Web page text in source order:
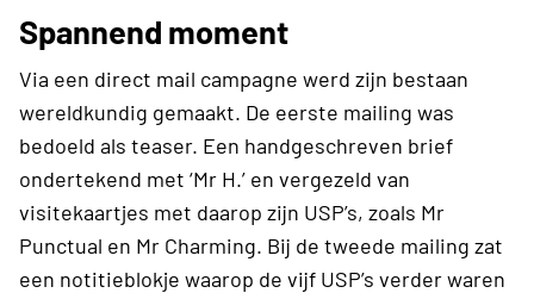
Spannend moment
Via een direct mail campagne werd zijn bestaan
wereldkundig gemaakt. De eerste mailing was
bedoeld als teaser. Een handgeschreven brief
ondertekend met ‘Mr H.’ en vergezeld van
visitekaartjes met daarop zijn USP’s, zoals Mr
Punctual en Mr Charming. Bij de tweede mailing zat
een notitieblokje waarop de vijf USP’s verder waren